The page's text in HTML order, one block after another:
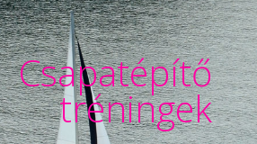
Csapatépítő
tréningek